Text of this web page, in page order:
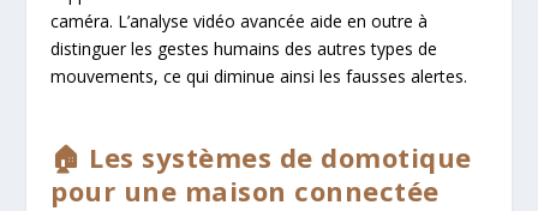
caméra. L’analyse vidéo avancée aide en outre à
distinguer les gestes humains des autres types de
mouvements, ce qui diminue ainsi les fausses alertes.
🏠 Les systèmes de domotique
pour une maison connectée